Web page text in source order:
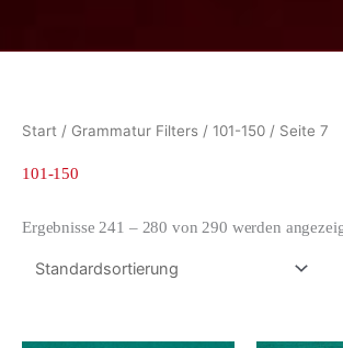
Start / Grammatur Filters / 101-150 / Seite 7
101-150
Ergebnisse 241 – 280 von 290 werden